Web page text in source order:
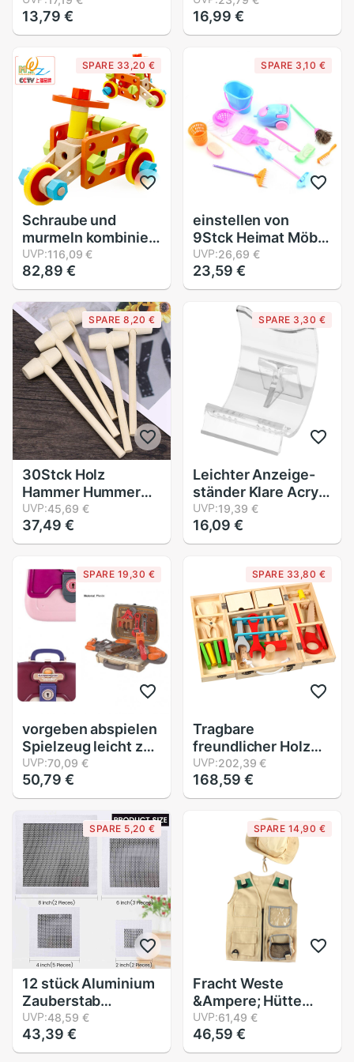
Schlüsselring
unisex Mini
Schraubstock
Werkzeug
Schlüsselring
13,79 €
freundlicher Art
Karriere Ausbildung
FÜR über 3 jahre alt
16,99 €
SPARE 33,20 €
Schraube und
murmeln kombiniert
spielzeug,
demontage und
Montage Holz
spielzeug,
multifunktionale
demontage und
Montage Holz
Spielzeug
UVP:116,09 €
82,89 €
SPARE 3,10 €
einstellen von
9Stck Heimat Möbel
Reiniger Einrichtung
Bausatz Für Puppe
Haus Reinigung
UVP:26,69 €
23,59 €
SPARE 8,20 €
30Stck Holz
Hammer Hummer
Schalentiere
Krabben Hartholz
Hammer Hammer
Jungen Mädchen
Leder Handwerk
Schmuck Machen
UVP:45,69 €
37,49 €
SPARE 3,30 €
Leichter Anzeige-
ständer Klare Acryl
Staffelei Halfter
Basis Stehen für
Feuerzeuge,
Geburtstag, Party,
tisch Dekorationen
UVP:19,39 €
16,09 €
SPARE 19,30 €
vorgeben abspielen
Spielzeug leicht zu
tragen schön Anti-
Riss Hamburger
Werkzeug Hand
Tasche abspielen
Haus Spielzeug
UVP:70,09 €
50,79 €
SPARE 33,80 €
Tragbare
freundlicher Holz
Werkzeugkasten
Ingenieur Reparatur
Werkzeuge
vorgeben Spielzeug
Spielen Haus
Spielzeug
Werkzeug Bausatz
Reparatur
Intelligenz DIY
Werkzeugkasten
UVP:202,39 €
168,59 €
SPARE 5,20 €
12 stück Aluminium
Zauberstab
Reparatur Patch
Selbst-Klebstoff
Zauberstab
UVP:48,59 €
43,39 €
SPARE 14,90 €
Fracht Weste
&Ampere; Hütte
einstellen Wandern
draussen Forscher
Rolle Spielen Party
UVP:61,49 €
46,59 €